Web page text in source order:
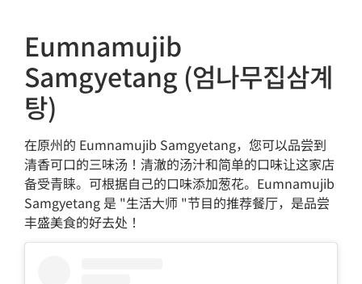
Eumnamujib
Samgyetang (엄나무집삼계
탕)
在原州的 Eumnamujib Samgyetang，您可以品尝到
清香可口的三味汤！清澈的汤汁和简单的口味让这家店
备受青睐。可根据自己的口味添加葱花。Eumnamujib
Samgyetang 是 "生活大师 "节目的推荐餐厅，是品尝
丰盛美食的好去处！